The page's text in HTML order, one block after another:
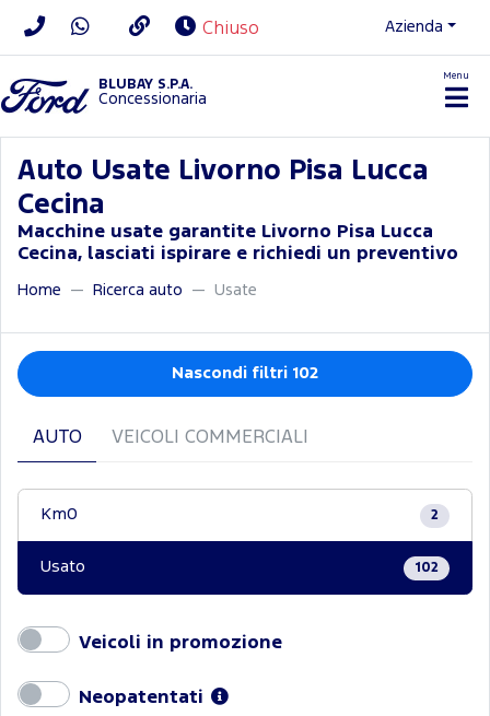
Chiuso Azienda
BLUBAY S.P.A.
Concessionaria
Menu
Auto Usate Livorno Pisa Lucca
Cecina
Macchine usate garantite Livorno Pisa Lucca
Cecina, lasciati ispirare e richiedi un preventivo
Home Ricerca auto Usate
Nascondi filtri 102
AUTO VEICOLI COMMERCIALI
Km0 2
Usato 102
Veicoli in promozione
Neopatentati